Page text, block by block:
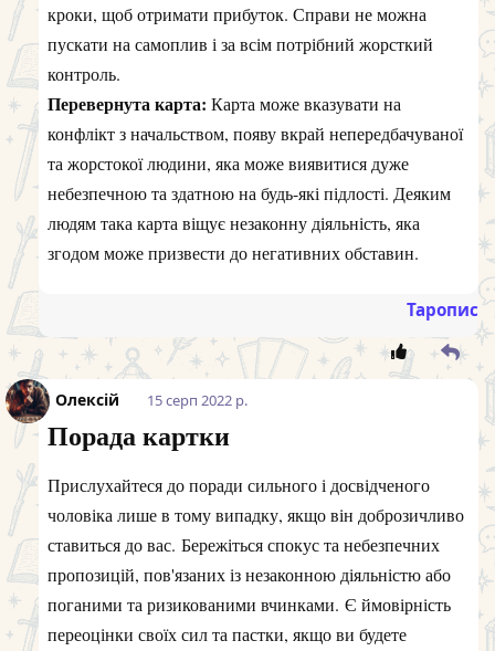
кроки, щоб отримати прибуток. Справи не можна
пускати на самоплив і за всім потрібний жорсткий
контроль.
Перевернута карта: Карта може вказувати на
конфлікт з начальством, появу вкрай непередбачуваної
та жорстокої людини, яка може виявитися дуже
небезпечною та здатною на будь-які підлості. Деяким
людям така карта віщує незаконну діяльність, яка
згодом може призвести до негативних обставин.
Таропис
Олексій 15 серп 2022 р.
Порада картки
Прислухайтеся до поради сильного і досвідченого
чоловіка лише в тому випадку, якщо він доброзичливо
ставиться до вас. Бережіться спокус та небезпечних
пропозицій, пов'язаних із незаконною діяльністю або
поганими та ризикованими вчинками. Є ймовірність
переоцінки своїх сил та пастки, якщо ви будете